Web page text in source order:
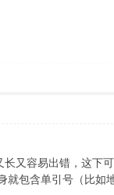
又容易出错，这下
包含单引号（比如